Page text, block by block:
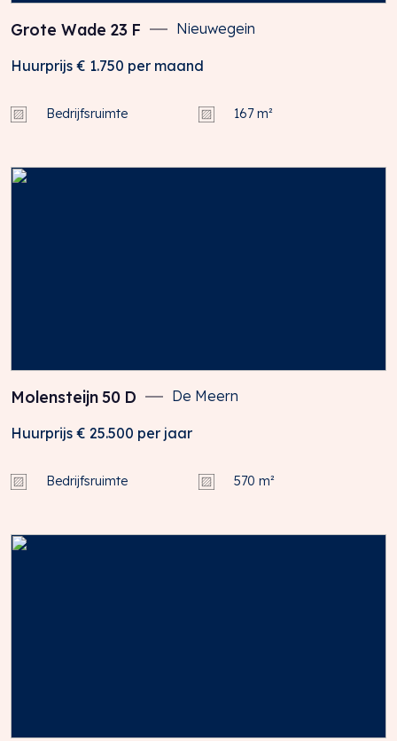
Grote Wade 23 F Nieuwegein
Huurprijs € 1.750 per maand
Bedrijfsruimte 167 m²
Molensteijn50 D De Meern
Huurprijs € 25.500 per jaar
Bedrijfsruimte 570 m²